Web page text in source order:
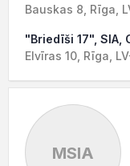
Bauskas 8, Rīga,
"Briedīši 17",
Elvīras 10, Rīga,
MSIA